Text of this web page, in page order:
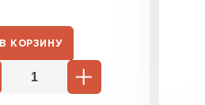
В КОРЗИНУ